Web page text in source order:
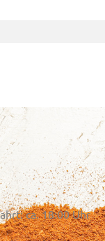
ca. 18:00 Uhr